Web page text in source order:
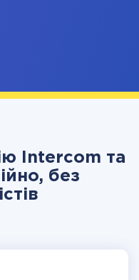
Intercom та
без